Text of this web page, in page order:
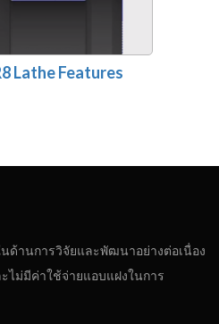
Lathe Features
ด้านการวิจัยและพัฒนาอย่างต่อเนื่อง
ไม่มีค่าใช้จ่ายแอบแฝงในการ